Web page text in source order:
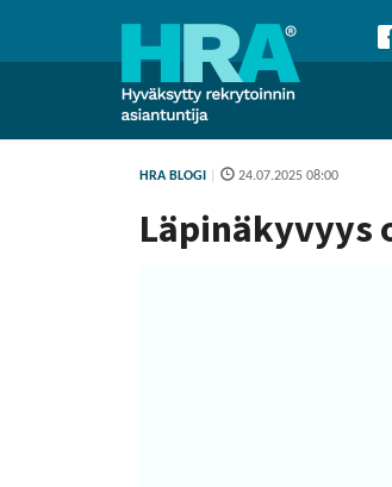
HRA BLOGI 24.07.2025 08:00
Läpinäkyvyys